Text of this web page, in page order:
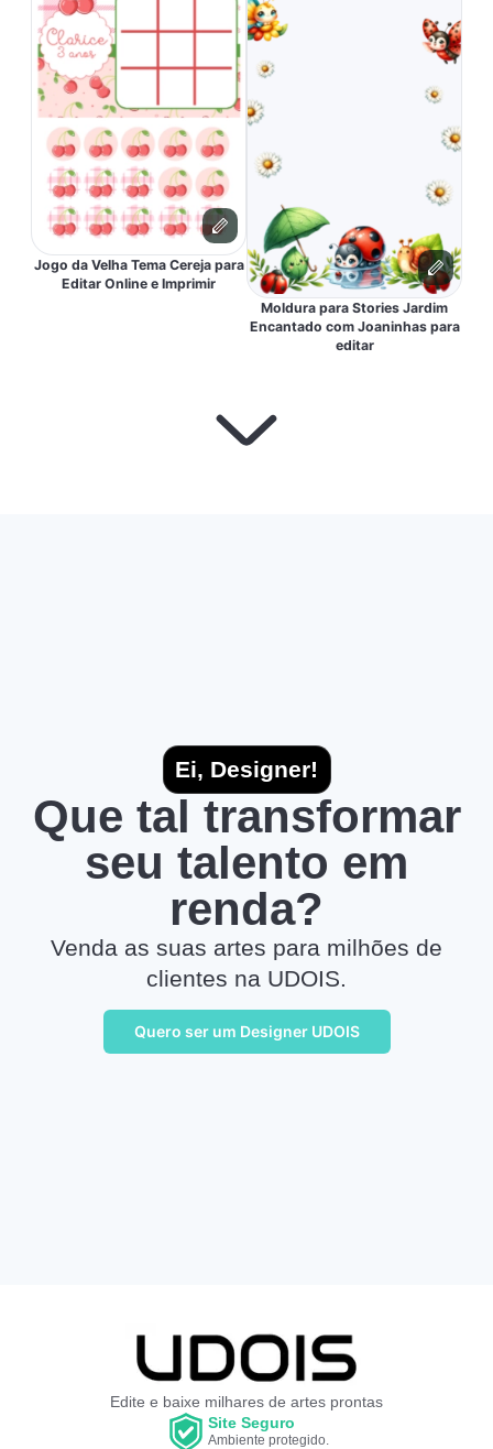
Jogo da Velha Tema Cereja para
Editar Online e Imprimir
Moldura para Stories Jardim
Encantado com Joaninhas para
editar
Ei, Designer!
Que tal transformar
seu talento em
renda?
Venda as suas artes para milhões de
clientes na UDOIS.
Quero ser um Designer UDOIS
Edite e baixe milhares de artes prontas
Site Seguro
Ambiente protegido.